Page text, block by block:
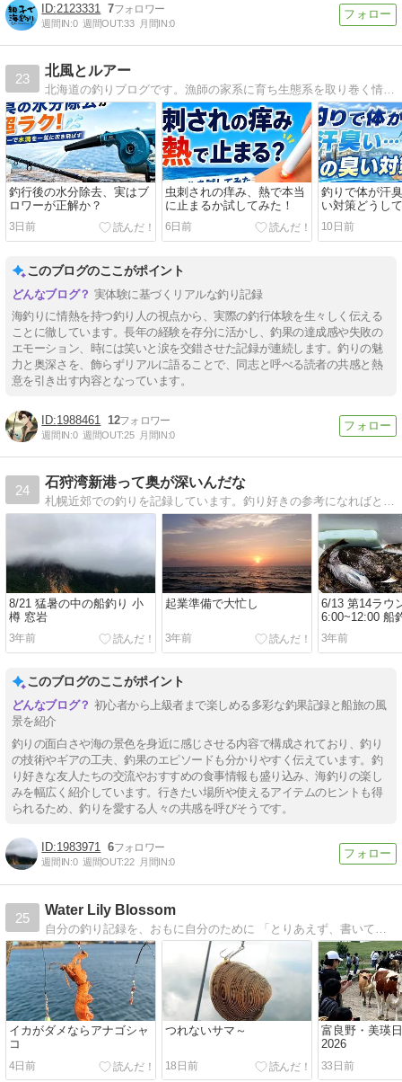
2123331 7
週間IN:0 週間OUT:33 月間IN:0
23
北風とルアー
北海道の釣りブログです。漁師の家系に育ち生態系を取り巻く情勢に興味があります。大物釣りがメインで160kgのクロマグロ、5.5kgのサクラマスなど大物を釣り上げた釣り人の物語です。
釣行後の水分除去、実はブ
ロワーが正解か？
3日前
虫刺されの痒み、熱で本当
に止まるか試してみた！
6日前
釣りで体が汗
い対策どうし
ドスパイスで
10日前
このブログのここがポイント
実体験に基づくリアルな釣り記録
海釣りに情熱を持つ釣り人の視点から、実際の釣行体験を生々しく伝える
ことに徹しています。長年の経験を存分に活かし、釣果の達成感や失敗の
エモーション、時には笑いと涙を交錯させた記録が連続します。釣りの魅
力と奥深さを、飾らずリアルに語ることで、同志と呼べる読者の共感と熱
意を引き出す内容となっています。
1988461 12
週間IN:0 週間OUT:25 月間IN:0
24
石狩湾新港って奥が深いんだな
8/21 猛暑の中の船釣り 小
樽 窓岩
3年前
起業準備で大忙し
3年前
6/13 第14ラウ
6:00~12:00 船
タモイ 赤岩方
ソイ カジカ
3年前
このブログのここがポイント
初心者から上級者まで楽しめる多彩な釣果記録と船旅の風
景を紹介
釣りの面白さや海の景色を身近に感じさせる内容で構成されており、釣り
の技術やギアの工夫、釣果のエピソードも分かりやすく伝えています。釣
り好きな友人たちの交流やおすすめの食事情報も盛り込み、海釣りの楽し
みを幅広く紹介しています。行きたい場所や使えるアイテムのヒントも得
られるため、釣りを愛する人々の共感を呼びそうです。
1983971 6
週間IN:0 週間OUT:22 月間IN:0
25
Water Lily Blossom
イカがダメならアナゴシャ
コ
4日前
つれないサマ～
18日前
富良野・美瑛
2026
33日前